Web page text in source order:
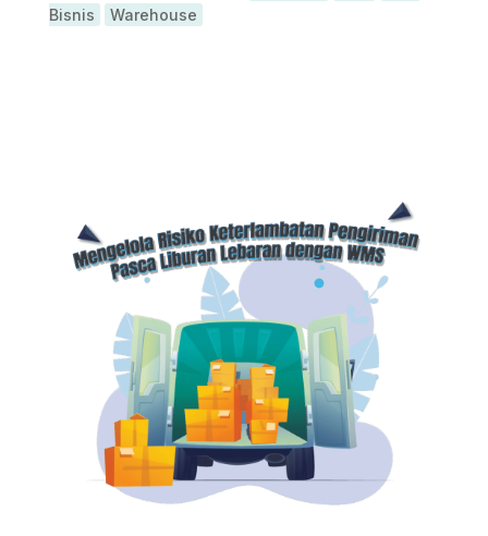
Bisnis
Warehouse